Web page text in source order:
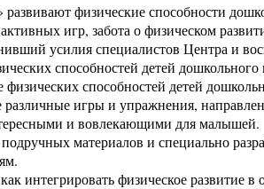
физические способности
игр, забота о физическом
усилия специалистов Центра и
способностей детей дошкольного
способностей детей
различные игры и упражнения,
и вовлекающими для малышей.
материалов и специально
интегрировать физическое развитие